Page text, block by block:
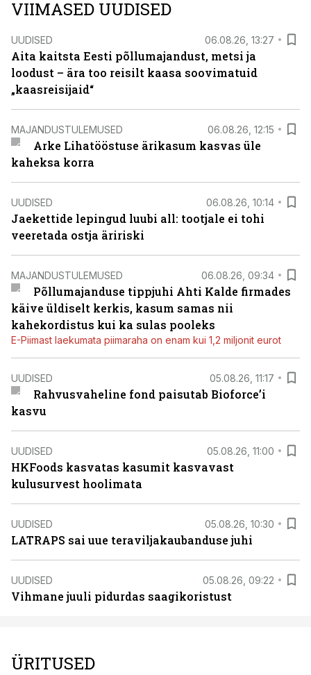
VIIMASED UUDISED
UUDISED 06.08.26, 13:27
Aita kaitsta Eesti põllumajandust, metsi ja
loodust – ära too reisilt kaasa soovimatuid
„kaasreisijaid“
MAJANDUSTULEMUSED 06.08.26, 12:15
Arke Lihatööstuse ärikasum kasvas üle
kaheksa korra
UUDISED 06.08.26, 10:14
Jaekettide lepingud luubi all: tootjale ei tohi
veeretada ostja äririski
MAJANDUSTULEMUSED 06.08.26, 09:34
Põllumajanduse tippjuhi Ahti Kalde firmades
käive üldiselt kerkis, kasum samas nii
kahekordistus kui ka sulas pooleks
E-Piimast laekumata piimaraha on enam kui 1,2 miljonit eurot
UUDISED 05.08.26, 11:17
Rahvusvaheline fond paisutab Bioforce’i
kasvu
UUDISED 05.08.26, 11:00
HKFoods kasvatas kasumit kasvavast
kulusurvest hoolimata
UUDISED 05.08.26, 10:30
LATRAPS sai uue teraviljakaubanduse juhi
UUDISED 05.08.26, 09:22
Vihmane juuli pidurdas saagikoristust
ÜRITUSED